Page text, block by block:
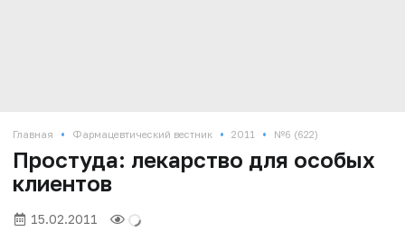
Главная • Фармацевтический вестник • 2011 • №6 (622)
Простуда: лекарство для особых
клиентов
15.02.2011